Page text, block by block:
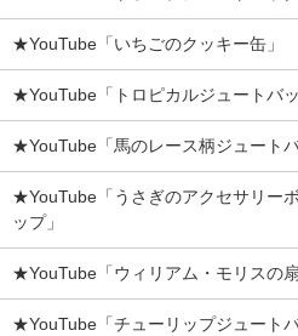
★YouTube「いちごのクッキー缶」
★YouTube「トロピカルジュートバッ
★YouTube「馬のレース柄ジュートバ
★YouTube「うさぎのアクセサリー
ップ」
★YouTube「ウィリアム・モリスの扇
★YouTube「チューリップジュートバ